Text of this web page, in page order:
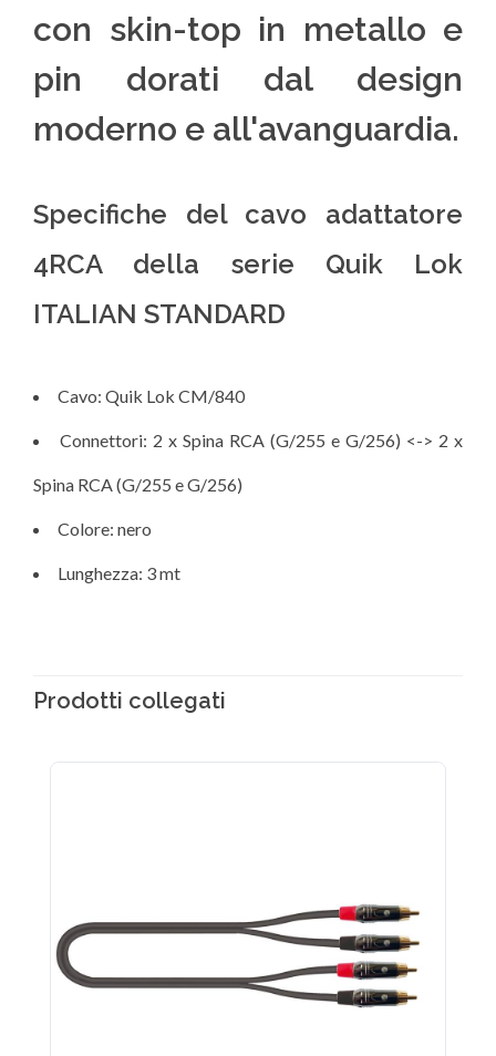
con skin-top in metallo e
pin dorati dal design
moderno e all'avanguardia.
Specifiche del cavo adattatore
4RCA della serie Quik Lok
ITALIAN STANDARD
Cavo: Quik Lok CM/840
Connettori: 2 x Spina RCA (G/255 e G/256) <-> 2 x
Spina RCA (G/255 e G/256)
Colore: nero
Lunghezza: 3 mt
Prodotti collegati